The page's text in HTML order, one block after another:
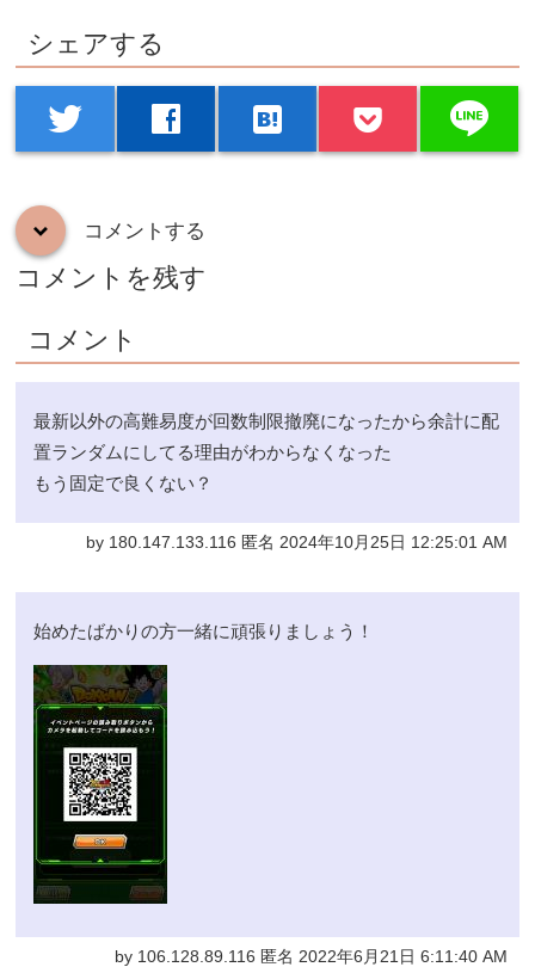
シェアする
twitter facebook hatenabookmark line
down コメントする
コメントを残す
コメント
最新以外の高難易度が回数制限撤廃になったから余計に配
置ランダムにしてる理由がわからなくなった
もう固定で良くない？
by 180.147.133.116 匿名 2024年10月25日 12:25:01 AM
始めたばかりの方一緒に頑張りましょう！
by 106.128.89.116 匿名 2022年6月21日 6:11:40 AM